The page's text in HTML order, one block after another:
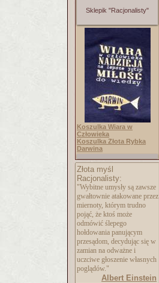
Sklepik "Racjonalisty"
Koszulka Wiara w
Człowieka
Koszulka Złota Rybka
Darwina
Złota myśl
Racjonalisty:
"Wybitne umysły są zawsze
gwałtownie atakowane przez
miernoty, którym trudno
pojąć, że ktoś może
odmówić ślepego
hołdowania panującym
przesądom, decydując się w
zamian na odważne i
uczciwe głoszenie własnych
poglądów."
Albert Einstein